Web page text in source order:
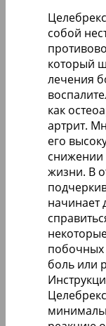
собой
который
лечения
как
артрит.
его
снижении
жизни. В
начинает
побочных
боль или